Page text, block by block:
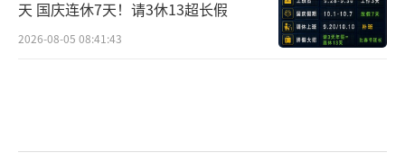
天 国庆连休7天！请3休13超长假
2026-08-05 08:41:43